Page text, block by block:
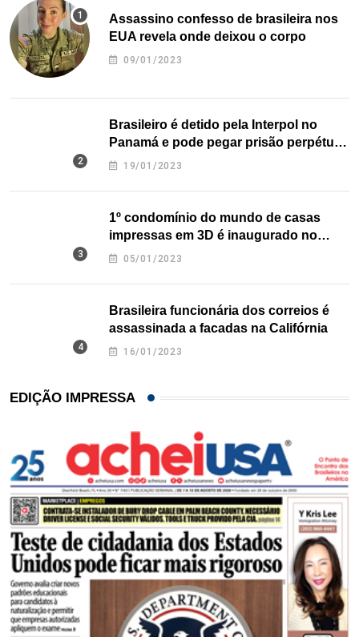
Assassino confesso de brasileira nos
EUA revela onde deixou o corpo
09/01/2023
Brasileiro é detido pela Interpol no
Panamá e pode pegar prisão perpétua
nos EUA
19/01/2023
1º condomínio do mundo de casas
impressas em 3D é inaugurado no
Texas
05/01/2023
Brasileira funcionária dos correios é
assassinada a facadas na Califórnia
16/01/2023
EDIÇÃO IMPRESSA